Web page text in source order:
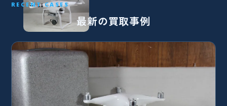
RECENT CASES
最新の買取事例